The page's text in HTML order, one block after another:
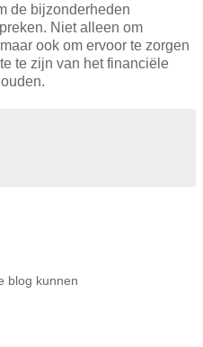
de bijzonderheden
Niet alleen om
ook om ervoor te zorgen
te zijn van het financiële
blog kunnen